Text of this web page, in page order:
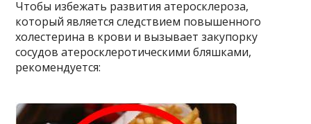
Чтобы избежать развития атеросклероза,
который является следствием повышенного
холестерина в крови и вызывает закупорку
сосудов атеросклеротическими бляшками,
рекомендуется: